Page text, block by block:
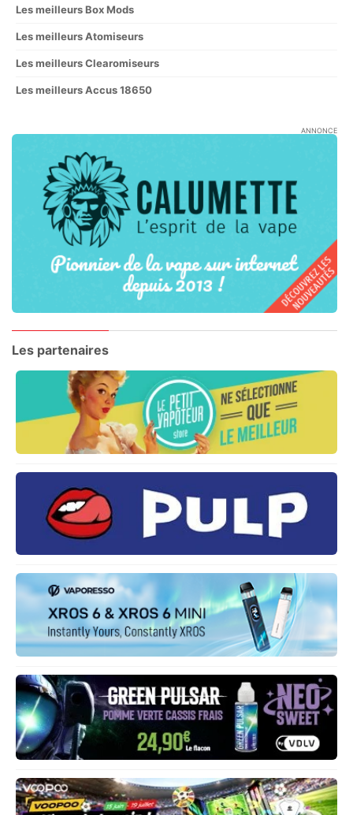
Les meilleurs Box Mods
Les meilleurs Atomiseurs
Les meilleurs Clearomiseurs
Les meilleurs Accus 18650
ANNONCE
Les partenaires